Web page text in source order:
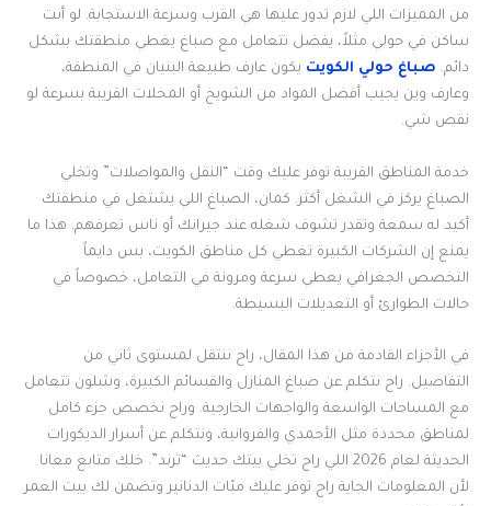
من المميزات اللي لازم تدور عليها هي القرب وسرعة الاستجابة. لو أنت
ساكن في حولي مثلاً، يفضل تتعامل مع صباغ يغطي منطقتك بشكل
دائم. صباغ حولي الكويت يكون عارف طبيعة البنيان في المنطقة،
وعارف وين يجيب أفضل المواد من الشويخ أو المحلات القريبة بسرعة لو
نقص شي.
خدمة المناطق القريبة توفر عليك وقت “النقل والمواصلات” وتخلي
الصباغ يركز في الشغل أكثر. كمان، الصباغ اللي يشتغل في منطقتك
أكيد له سمعة وتقدر تشوف شغله عند جيرانك أو ناس تعرفهم. هذا ما
يمنع إن الشركات الكبيرة تغطي كل مناطق الكويت، بس دايماً
التخصص الجغرافي يعطي سرعة ومرونة في التعامل، خصوصاً في
حالات الطوارئ أو التعديلات البسيطة.
في الأجزاء القادمة من هذا المقال، راح ننتقل لمستوى ثاني من
التفاصيل. راح نتكلم عن صباغ المنازل والقسائم الكبيرة، وشلون تتعامل
مع المساحات الواسعة والواجهات الخارجية. وراح نخصص جزء كامل
لمناطق محددة مثل الأحمدي والفروانية، ونتكلم عن أسرار الديكورات
الحديثة لعام 2026 اللي راح تخلي بيتك حديث “ترند”. خلك متابع معانا
لأن المعلومات الجاية راح توفر عليك مئات الدنانير وتضمن لك بيت العمر